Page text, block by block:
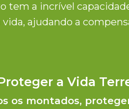
tem a incrível
vida, ajudando a
a Vida
os montados,